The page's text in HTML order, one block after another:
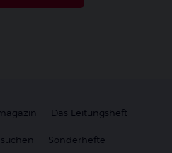
Das Leitungsheft
Sonderhefte